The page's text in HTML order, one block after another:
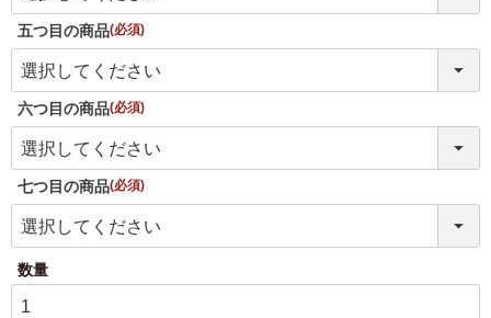
3,001円～4,000円
1,001円～2,000円
五つ目の商品
(必須)
六つ目の商品
(必須)
七つ目の商品
(必須)